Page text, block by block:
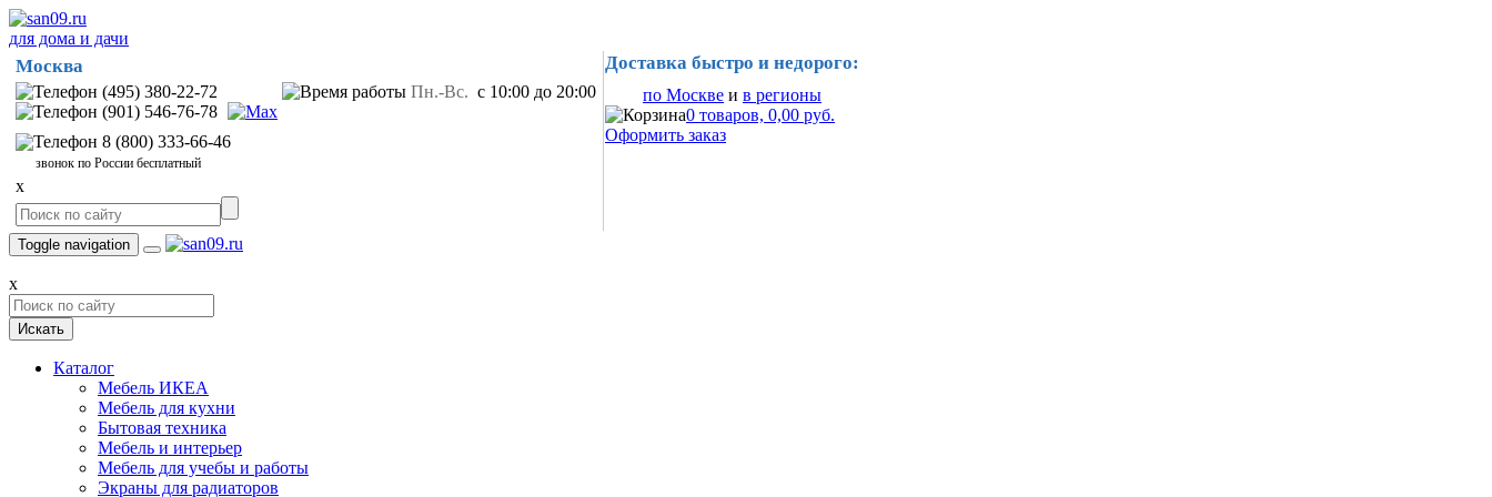
для дома и дачи
Москва
(495) 380-22-72
(901) 546-76-78
8 (800) 333-66-46
звонок по России бесплатный
Пн.-Вс. с 10:00 до 20:00
x
Доставка быстро и недорого:
по Москве и в регионы
0 товаров, 0,00 руб.
Оформить заказ
Toggle navigation
x
Искать
Каталог
Мебель ИКЕА
Мебель для кухни
Бытовая техника
Мебель и интерьер
Мебель для учебы и работы
Экраны для радиаторов